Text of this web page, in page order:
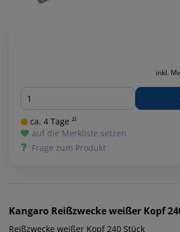
inkl.
Menge
ca. 4 Tage ²⁾
auf die Merkliste setzen
Frage zum Produkt
Kangaro Reißzwecke weißer Kopf
Reißzwecke weißer Kopf 240 Stück